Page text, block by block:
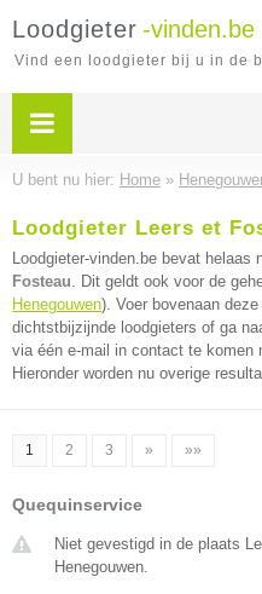
Loodgieter -vinden.be
Vind een loodgieter bij u in de
U bent nu hier: Home »
Loodgieter Leers et
Loodgieter-vinden.be bevat helaas
Fosteau. Dit geldt ook voor de
Henegouwen). Voer bovenaan
dichtstbijzijnde loodgieters of ga
via één e-mail in contact te komen
Hieronder worden nu overige
1 2 3 » »»
Quequinservice
Niet gevestigd in de plaats
Henegouwen.